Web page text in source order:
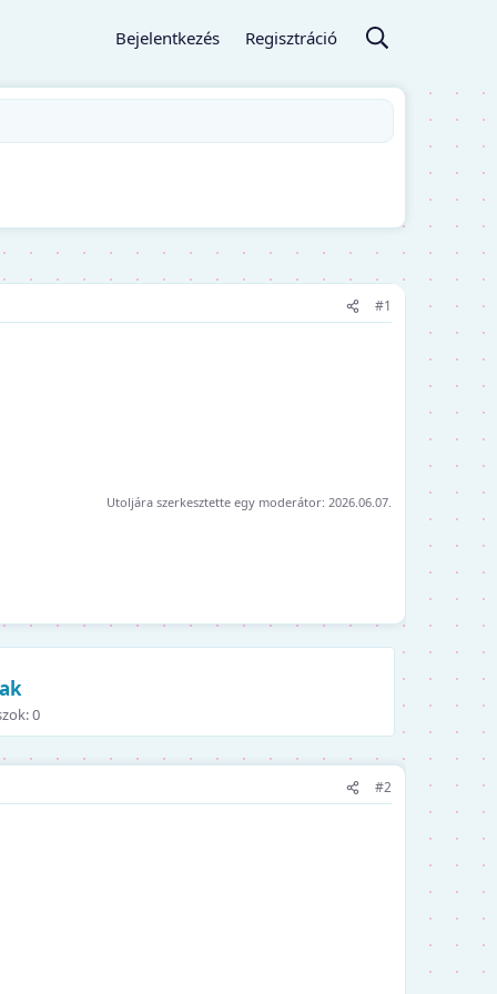
Bejelentkezés Regisztráció
#1
Utoljára szerkesztette egy moderátor: 2026.06.07.
0
#2